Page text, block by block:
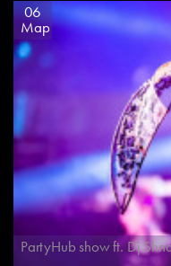
06
Мар
PartyHub show ft. Dj